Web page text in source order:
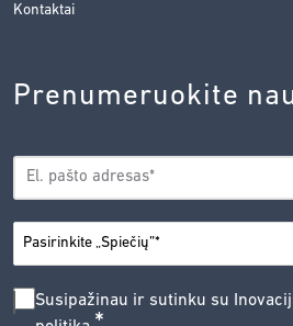
Kontaktai
Prenumeruokite
EL.
PAŠTAS*
MIESTAS*
SUSIPAŽINAU
Susipažinau ir sutinku su